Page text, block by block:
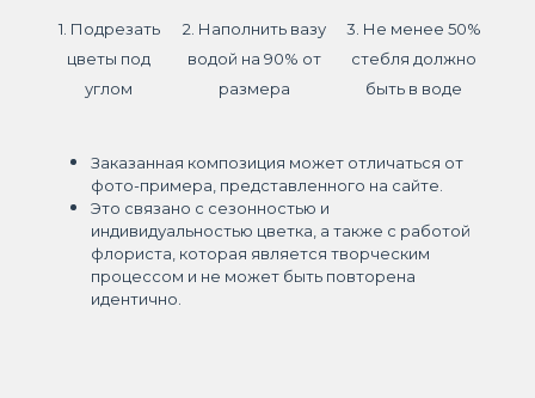
1. Подрезать
цветы под
углом
2. Наполнить вазу
водой на 90% от
размера
3. Не менее 50%
стебля должно
быть в воде
Заказанная композиция может отличаться от
фото-примера, представленного на сайте.
Это связано с сезонностью и
индивидуальностью цветка, а также с работой
флориста, которая является творческим
процессом и не может быть повторена
идентично.